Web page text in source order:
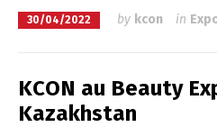
30/04/2022 by kcon in
KCON au Beauty
Kazakhstan